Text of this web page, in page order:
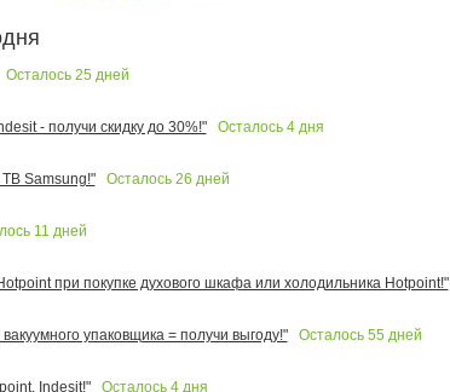
Осталось 25 дней
- получи скидку до 30%!"
Осталось 4дня
ТВ Samsung!"
Осталось 26 дней
11 дней
при покупке духового шкафа или холодильника Hotpoint!"
упаковщика = получи выгоду!"
Осталось 55 дней
Indesit!"
Осталось 4дня